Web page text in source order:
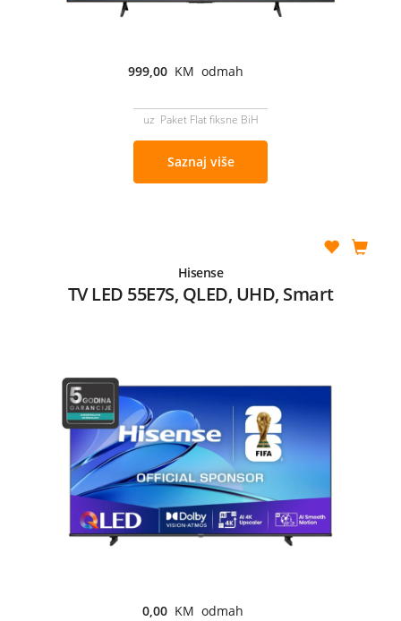
999,00 KM odmah
uz Paket Flat fiksne BiH
Saznaj više
Hisense
TV LED 55E7S, QLED, UHD, Smart
0,00 KM odmah